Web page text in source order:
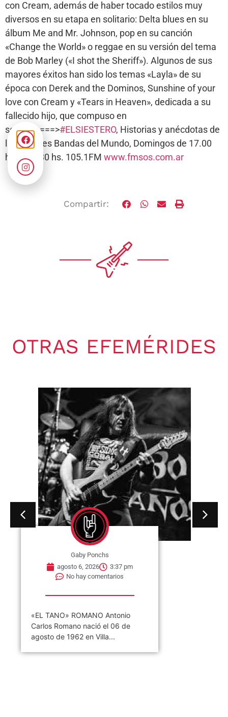
con Cream, además de haber tocado estilos muy
diversos en su etapa en solitario: Delta blues en su
álbum Me and Mr. Johnson, pop en su canción
«Change the World» o reggae en su versión del tema
de Bob Marley («I shot the Sheriff»). Algunos de sus
mayores éxitos han sido los temas «Layla» de su
época con Derek and the Dominos, Sunshine of your
love con Cream y «Tears in Heaven», dedicada a su
fallecido hijo, que compuso en
solitario.===>#ELSIESTERO, Historias y anécdotas de
las mejores Bandas del Mundo, Domingos de 17.00
hs. a 18.30 hs. 105.1FM www.fmsos.com.ar
Compartir:
OTRAS EFEMÉRIDES
Gaby Ponchs
agosto 6, 2026
3:37 pm
No hay comentarios
«EL TANO» ROMANO Antonio
Carlos Romano nació el 06 de
agosto de 1962 en Villa...